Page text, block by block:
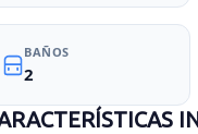
BAÑOS
2